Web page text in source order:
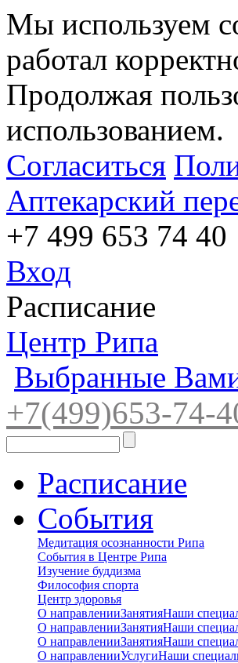
Мы используем
работал
Продолжая
использованием.
Согласиться
Аптекарский
+7 499 653 74 40
Вход
Расписание
Центр Рипа
Выбранные
+7(499)653-74-
Расписание
События
Медитация осознанности Рипа
События в Центре Рипа
Изучение буддизма
Философия спорта
Центр здоровья
О направленииЗанятияНаши
О направленииЗанятияНаши
О направленииЗанятияНаши
О направленииУслугиНаши